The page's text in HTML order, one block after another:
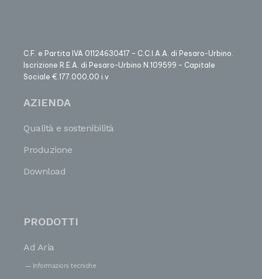
C.F. e Partita IVA 01124630417 – C.C.I.A.A. di Pesaro-Urbino.
Iscrizione R.E.A. di Pesaro-Urbino N.109599 – Capitale
Sociale €.177.000,00 i.v
AZIENDA
Qualità e sostenibilità
Produzione
Download
PRODOTTI
Ad Aria
Informazioni tecniche